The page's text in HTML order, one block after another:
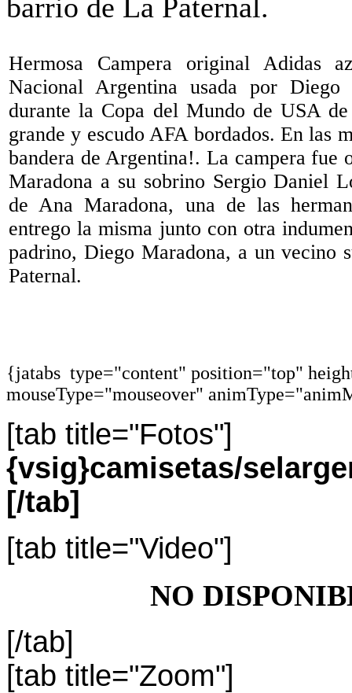
Hermosa Campera original Adidas
Nacional Argentina usada por Diego
durante la Copa del Mundo de USA
grande y escudo AFA bordados. En las
bandera de Argentina!. La campera fue
Maradona a su sobrino Sergio Daniel
de Ana Maradona, una de las
entrego la misma junto con otra
padrino, Diego Maradona, a un vecino
Paternal.
{jatabs type="content" position="top"
mouseType="mouseover"
[tab title="Fotos"]
{vsig}camisetas/
[/tab]
[tab title="Video"]
NO
[/tab]
[tab title="Zoom"]